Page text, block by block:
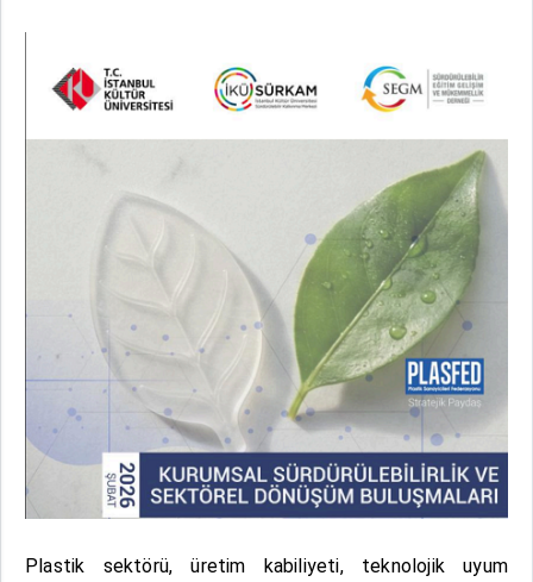
Plastik sektörü, üretim kabiliyeti, teknolojik uyum